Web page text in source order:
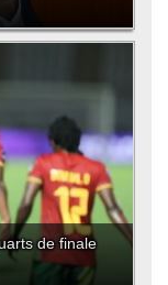
de finale